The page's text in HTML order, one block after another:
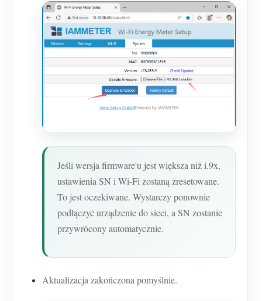
Jeśli wersja firmware'u jest większa niż i.9x,
ustawienia SN i Wi-Fi zostaną zresetowane.
To jest oczekiwane. Wystarczy ponownie
podłączyć urządzenie do sieci, a SN zostanie
przywrócony automatycznie.
Aktualizacja zakończona pomyślnie.